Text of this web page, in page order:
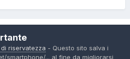
riservatezza - Questo sito salva i
smartphone/... al fine da migliorarsi